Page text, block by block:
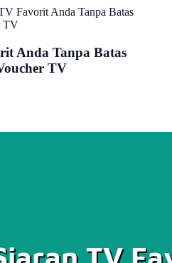
Favorit Anda Tanpa Batas
TV
Anda Tanpa Batas
TV